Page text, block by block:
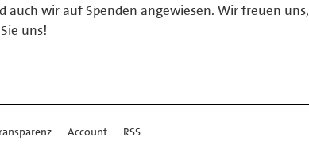
wir auf Spenden angewiesen. Wir freuen uns,
uns!
Account RSS